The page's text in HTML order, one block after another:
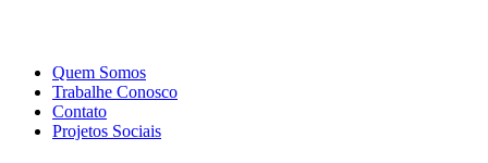
Quem Somos
Trabalhe Conosco
Contato
Projetos Sociais